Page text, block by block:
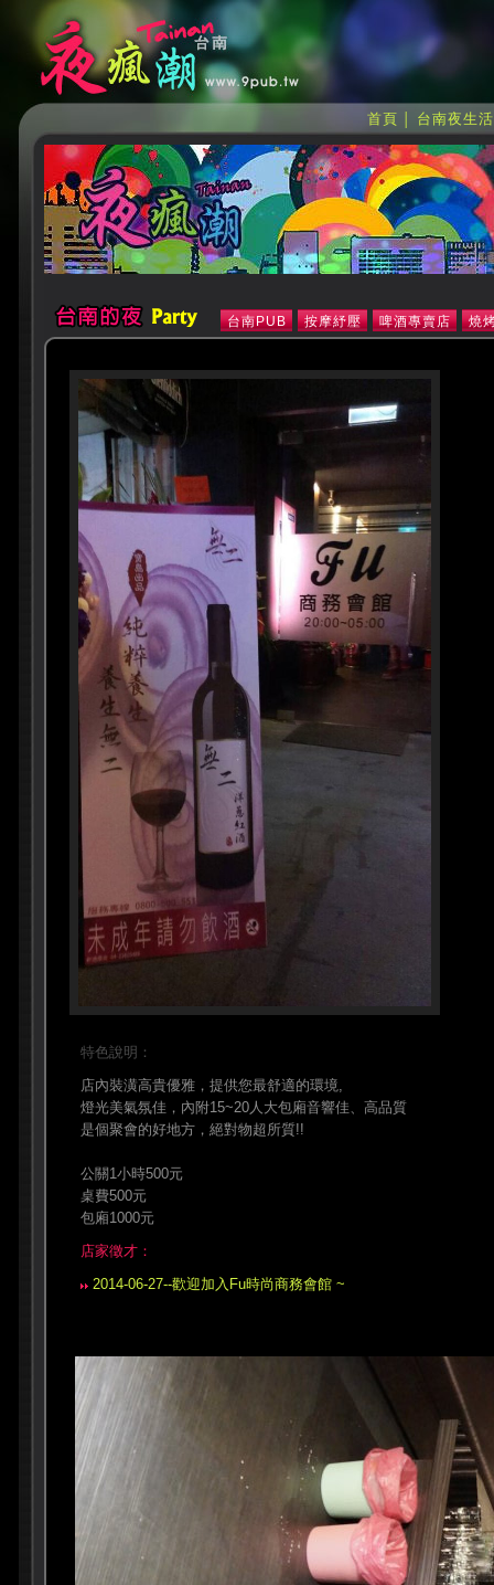
首頁 台南夜生活
台南PUB 按摩紓壓 啤酒專賣店 燒
特色說明：
店內裝潢高貴優雅，提供您最舒適的環境,
燈光美氣氛佳，內附15~20人大包廂音響佳、高品質
是個聚會的好地方，絕對物超所質!!
公關1小時500元
桌費500元
包廂1000元
店家徵才：
2014-06-27--歡迎加入Fu時尚商務會館 ~